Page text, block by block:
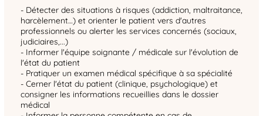
- Détecter des situations à risques (addiction, maltraitance,
harcèlement…) et orienter le patient vers d'autres
professionnels ou alerter les services concernés (sociaux,
judiciaires,...)
- Informer l'équipe soignante / médicale sur l'évolution de
l'état du patient
- Pratiquer un examen médical spécifique à sa spécialité
- Cerner l'état du patient (clinique, psychologique) et
consigner les informations recueillies dans le dossier
médical